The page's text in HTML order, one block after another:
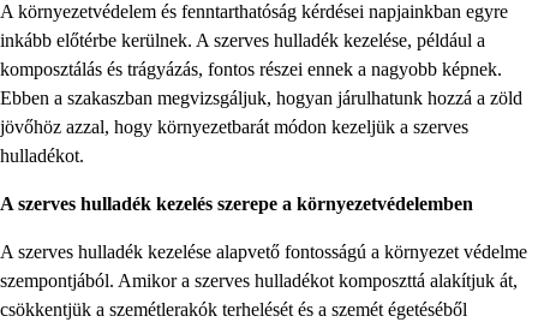
A környezetvédelem és fenntarthatóság kérdései napjainkban egyre
inkább előtérbe kerülnek. A szerves hulladék kezelése, például a
komposztálás és trágyázás, fontos részei ennek a nagyobb képnek.
Ebben a szakaszban megvizsgáljuk, hogyan járulhatunk hozzá a zöld
jövőhöz azzal, hogy környezetbarát módon kezeljük a szerves
hulladékot.
A szerves hulladék kezelés szerepe a környezetvédelemben
A szerves hulladék kezelése alapvető fontosságú a környezet védelme
szempontjából. Amikor a szerves hulladékot komposzttá alakítjuk át,
csökkentjük a szemétlerakók terhelését és a szemét égetéséből